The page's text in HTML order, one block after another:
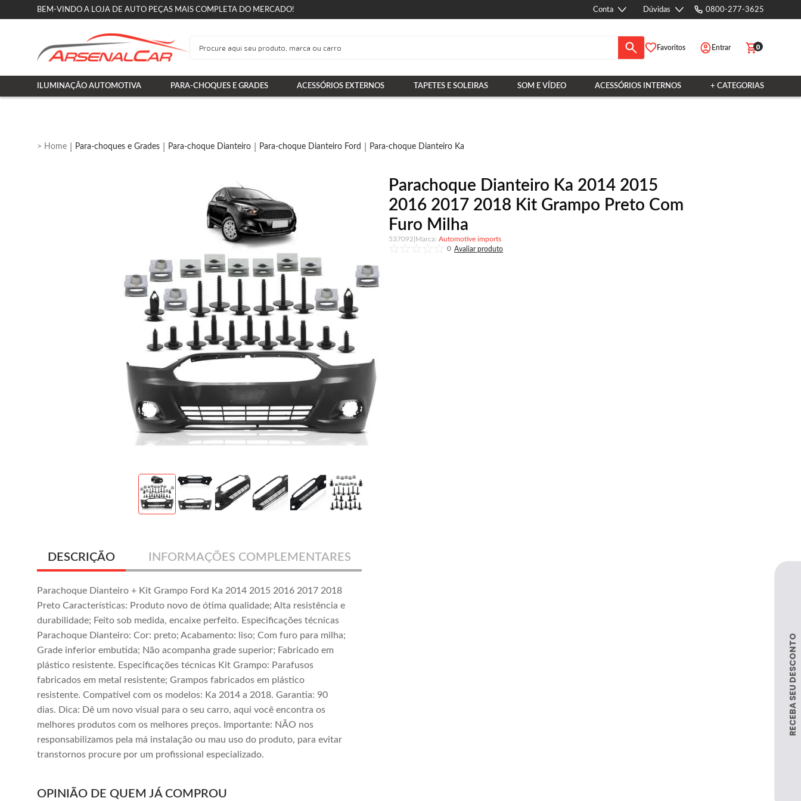
BEM-VINDO A LOJA DE AUTO PEÇAS MAIS COMPLETA DO MERCADO! Conta Dúvidas 0800-277-3625
Favoritos Entrar 0
ILUMINAÇÃO AUTOMOTIVA PARA-CHOQUES E GRADES ACESSÓRIOS EXTERNOS TAPETES E SOLEIRAS SOM E VÍDEO ACESSÓRIOS INTERNOS + CATEGORIAS
Para-choques e Grades Para-choque Dianteiro Para-choque Dianteiro Ford Para-choque Dianteiro Ka
Parachoque Dianteiro Ka 2014 2015
2016 2017 2018 Kit Grampo Preto Com
Furo Milha
537092
Automotive imports
0
DESCRIÇÃO INFORMAÇÕES COMPLEMENTARES
Parachoque Dianteiro + Kit Grampo Ford Ka 2014 2015 2016 2017 2018
Preto Características: Produto novo de ótima qualidade; Alta resistência e
durabilidade; Feito sob medida, encaixe perfeito. Especificações técnicas
Parachoque Dianteiro: Cor: preto; Acabamento: liso; Com furo para milha;
Grade inferior embutida; Não acompanha grade superior; Fabricado em
plástico resistente. Especificações técnicas Kit Grampo: Parafusos
fabricados em metal resistente; Grampos fabricados em plástico
resistente. Compatível com os modelos: Ka 2014 a 2018. Garantia: 90
dias. Dica: Dê um novo visual para o seu carro, aqui você encontra os
melhores produtos com os melhores preços. Importante: NÃO nos
responsabilizamos pela má instalação ou mau uso do produto, para evitar
transtornos procure por um profissional especializado.
OPINIÃO DE QUEM JÁ COMPROU